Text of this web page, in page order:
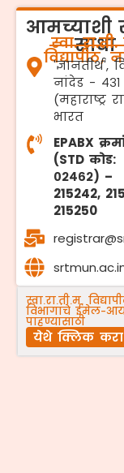
आमच्याशी
साधा
स्वा.
विद्यापीठ,
'ज्ञानतीर्थ',
नांदेड - ४३१
(महाराष्ट्र
भारत
EPABX
(STD कोड:
०२४६२) –
215242,
215250
स्वा.रा.ती.म.
विभागांचे ईमेल-
पाहण्यासाठी
येथे क्लिक करा